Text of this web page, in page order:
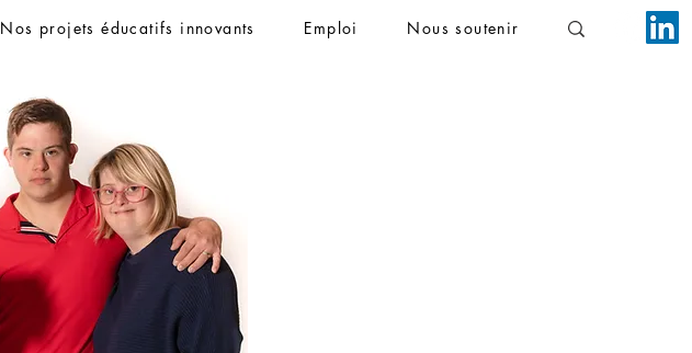
Nos projets éducatifs innovants Emploi Nous soutenir